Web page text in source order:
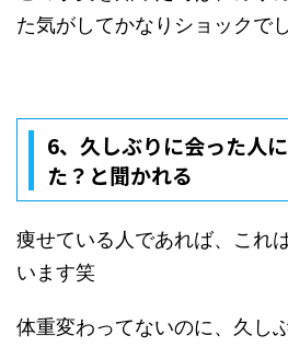
た気がしてかなりショックで
6、 久しぶりに会った人
た？と聞かれる
痩せている人であれば、これ
います笑
体重変わってないのに、久し